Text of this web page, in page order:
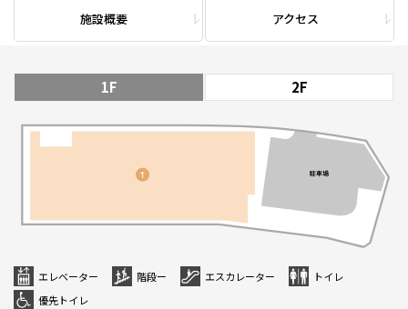
施設概要 アクセス
1F 2F
エレベーター 階段ー エスカレーター
トイレ
優先トイレ